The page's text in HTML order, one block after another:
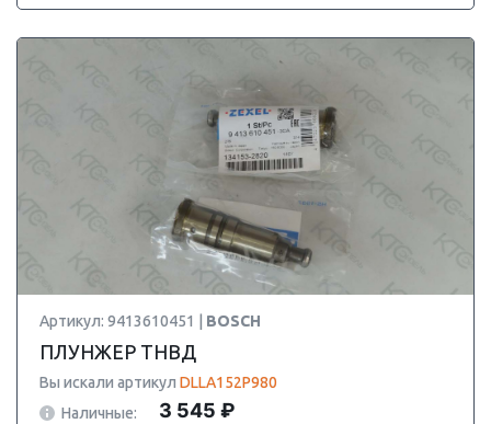
Артикул: 9413610451 | BOSCH
ПЛУНЖЕР ТНВД
Вы искали артикул DLLA152P980
Наличные:
3 545 ₽